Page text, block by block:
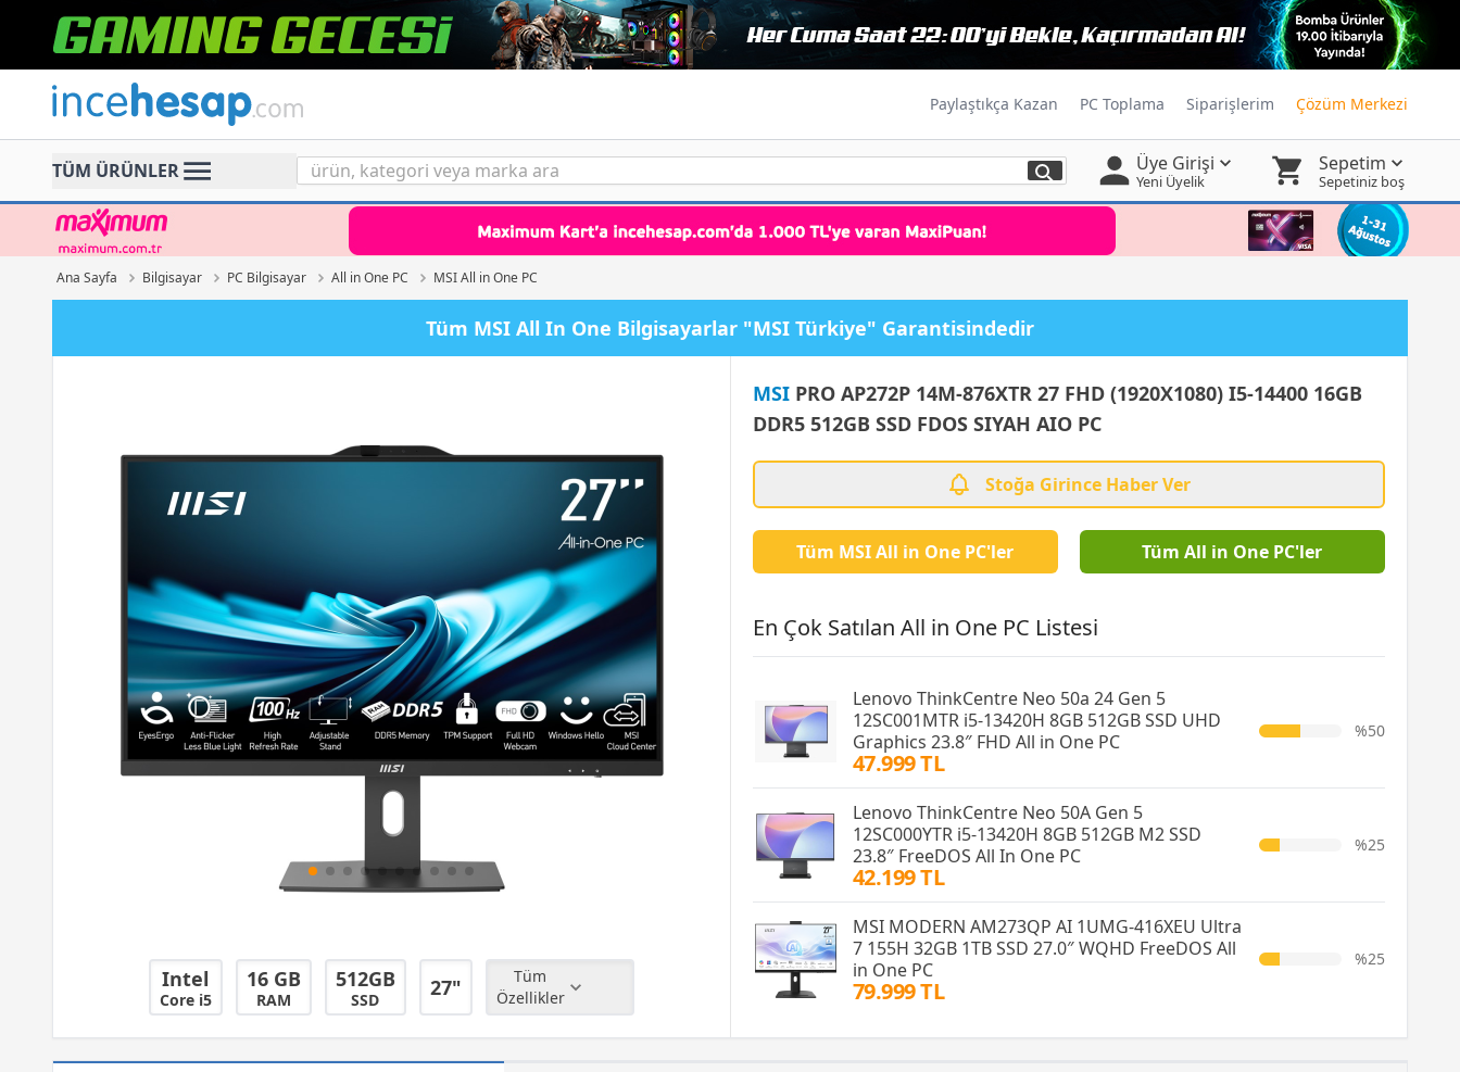
Incehesap Paylaştıkça Kazan PC Toplama Siparişlerim Çözüm Merkezi
TÜM ÜRÜNLER Üye Girişi
Yeni Üyelik
Sepetim
Sepetiniz boş
Ana Sayfa Bilgisayar PC Bilgisayar All in One PC MSI All in One PC
Tüm MSI All In One Bilgisayarlar "MSI Türkiye" Garantisindedir
MSIPRO AP272P 14M-876XTR 27 FHD (1920X1080) I5-14400 16GB
DDR5 512GB SSD FDOS SIYAH AIO PC
Intel
Core i5
16 GB
RAM
512GB
SSD 27"
Tüm
Özellikler
Stoğa Girince Haber Ver
Tüm MSI All in One PC'ler Tüm All in One PC'ler
En Çok Satılan All in One PC Listesi
Lenovo ThinkCentre Neo 50a 24 Gen 5
12SC001MTR i5-13420H 8GB 512GB SSD UHD
Graphics 23.8″ FHD All in One PC
47.999 TL
%50
Lenovo ThinkCentre Neo 50A Gen 5
12SC000YTR i5-13420H 8GB 512GB M2 SSD
23.8″ FreeDOS All In One PC
42.199 TL
%25
MSI MODERN AM273QP AI 1UMG-416XEU Ultra
7 155H 32GB 1TB SSD 27.0″ WQHD FreeDOS All
in One PC
79.999 TL
%25